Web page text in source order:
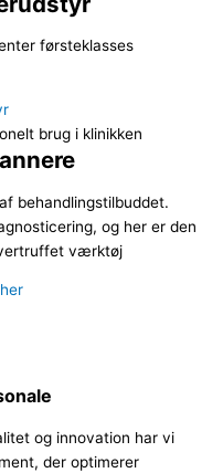
førsteklasses
behandlingstilbuddet.
og her er den
værktøj
og innovation har vi
der optimerer